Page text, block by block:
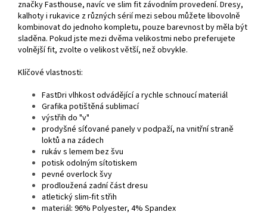
značky Fasthouse, navíc ve slim fit závodním provedení. Dresy,
kalhoty i rukavice z různých sérií mezi sebou můžete libovolně
kombinovat do jednoho kompletu, pouze barevnost by měla být
sladěna. Pokud jste mezi dvěma velikostmi nebo preferujete
volnější fit, zvolte o velikost větší, než obvykle.
Klíčové vlastnosti:
FastDri vlhkost odvádějící a rychle schnoucí materiál
Grafika potištěná sublimací
výstřih do "v"
prodyšné síťované panely v podpaží, na vnitřní straně
loktů a na zádech
rukáv s lemem bez švu
potisk odolným sítotiskem
pevné overlock švy
prodloužená zadní část dresu
atletický slim-fit střih
materiál: 96% Polyester, 4% Spandex